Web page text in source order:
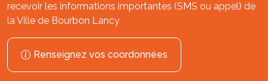
recevoir les informations importantes (SMS ou appel) de
la Ville de Bourbon Lancy
Renseignez vos coordonnées